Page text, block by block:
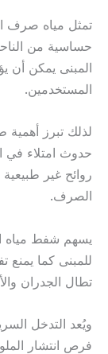
تمثل مياه صرف
حساسية من
المبنى يمكن أن
المستخدمين.
لذلك تبرز
حدوث امتلاء في
روائح غير
الصرف.
يسهم شفط مياه
للمبنى كما يمنع
تطال الجدران
ويُعد التدخل
فرص انتشار